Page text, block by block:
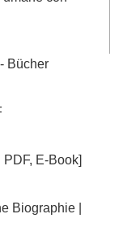
Bücher
E-Book]
Biographie |